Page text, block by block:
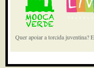
Quer apoiar a torcida juventina?